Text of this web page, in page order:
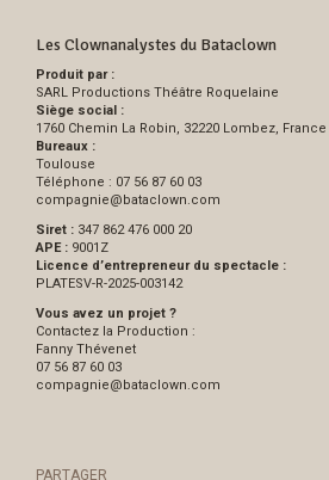
Les Clownanalystes du Bataclown
Produit par :
SARL Productions Théâtre Roquelaine
Siège social :
1760 Chemin La Robin, 32220 Lombez, France
Bureaux :
Toulouse
Téléphone : 07 56 87 60 03
compagnie@bataclown.com
Siret : 347 862 476 000 20
APE : 9001Z
Licence d’entrepreneur du spectacle :
PLATESV-R-2025-003142
Vous avez un projet ?
Contactez la Production :
Fanny Thévenet
07 56 87 60 03
compagnie@bataclown.com
PARTAGER